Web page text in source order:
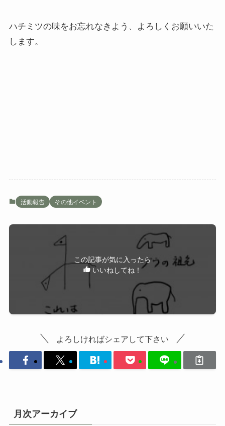
ハチミツの味をお忘れなきよう、よろしくお願いいた
します。
活動報告 その他イベント
この記事が気に入ったら
いいねしてね！
よろしければシェアして下さい
月次アーカイブ